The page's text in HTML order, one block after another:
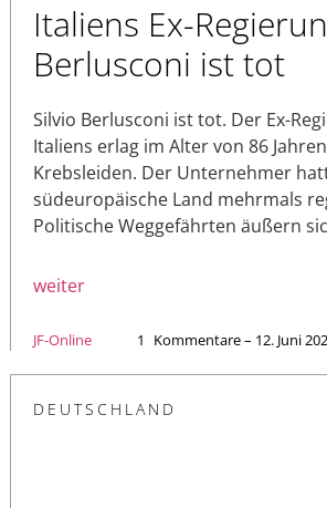
Italiens Ex-
Berlusconi ist tot
Silvio Berlusconi ist tot. Der Ex-
Italiens erlag im Alter von 86
Krebsleiden. Der Unternehmer
südeuropäische Land mehrmals
Politische Weggefährten äußern
weiter
JF-Online 1 Kommentare – 12. Juni
DEUTSCHLAND